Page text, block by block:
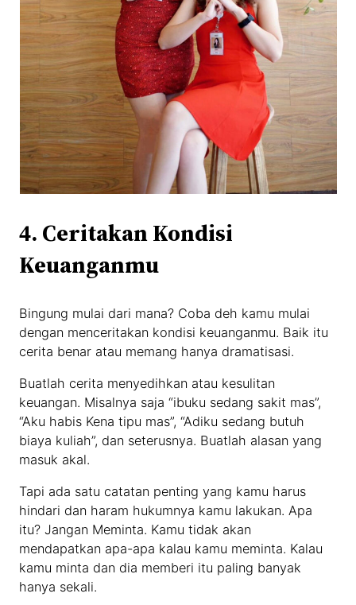
4. Ceritakan Kondisi
Keuanganmu
Bingung mulai dari mana? Coba deh kamu mulai
dengan menceritakan kondisi keuanganmu. Baik itu
cerita benar atau memang hanya dramatisasi.
Buatlah cerita menyedihkan atau kesulitan
keuangan. Misalnya saja “ibuku sedang sakit mas”,
“Aku habis Kena tipu mas”, “Adiku sedang butuh
biaya kuliah”, dan seterusnya. Buatlah alasan yang
masuk akal.
Tapi ada satu catatan penting yang kamu harus
hindari dan haram hukumnya kamu lakukan. Apa
itu? Jangan Meminta. Kamu tidak akan
mendapatkan apa-apa kalau kamu meminta. Kalau
kamu minta dan dia memberi itu paling banyak
hanya sekali.